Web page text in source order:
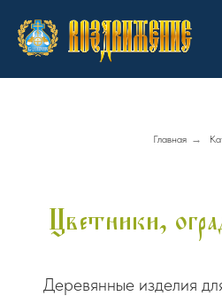
Главная →
Цветники,
Деревянные изделия